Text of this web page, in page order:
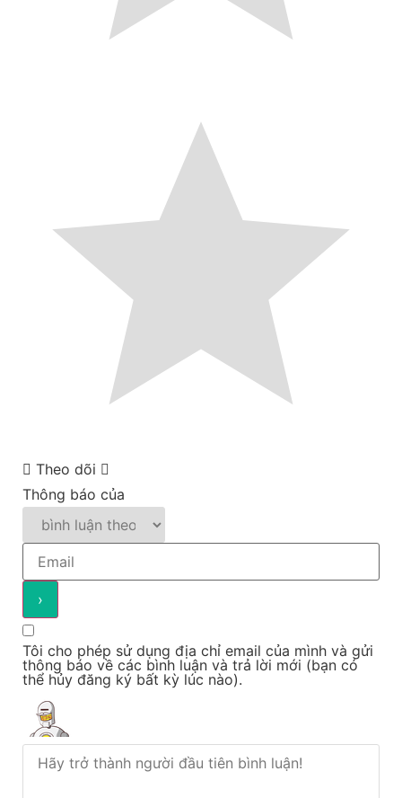
Theo dõi
Thông báo của
Tôi cho phép sử dụng địa chỉ email của mình và gửi
thông báo về các bình luận và trả lời mới (bạn có
thể hủy đăng ký bất kỳ lúc nào).